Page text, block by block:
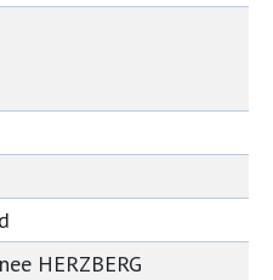
HERZBERG